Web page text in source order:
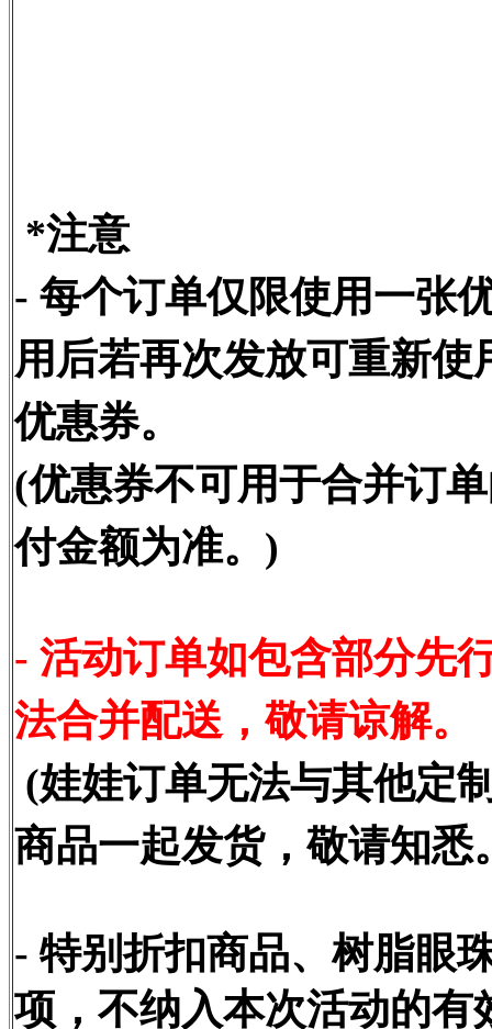
*注意
- 每个订单仅限使用一张
用后若再次发放可重新使
优惠券。
(优惠券不可用于合并订
付金额为准。)
- 活动订单如包含部分先
法合并配送，敬请谅解。
(娃娃订单无法与其他定
商品一起发货，敬请知悉
- 特别折扣商品、树脂眼
项，不纳入本次活动的